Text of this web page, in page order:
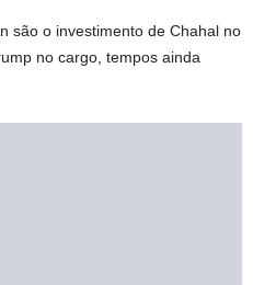
são o investimento de Chahal no
no cargo, tempos ainda